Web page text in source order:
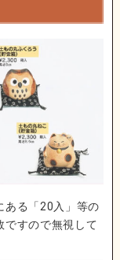
ある「20入」等の
ですので無視して